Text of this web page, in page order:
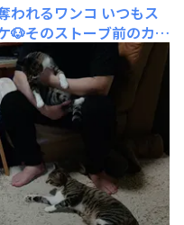
われるワンコ いつもス
🐶そのストーブ前のカー
がいつも居る椅子をユ
慣れんと一緒にカーペ